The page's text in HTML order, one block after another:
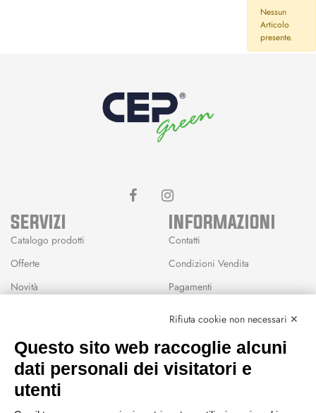
Nessun
Articolo
presente.
SERVIZI
Catalogo prodotti
Offerte
Novità
Wishlist
INFORMAZIONI
Contatti
Condizioni Vendita
Pagamenti
CEP GREEN
Rifiuta cookie non necessari ✕
Questo sito web raccoglie alcuni
dati personali dei visitatori e
utenti